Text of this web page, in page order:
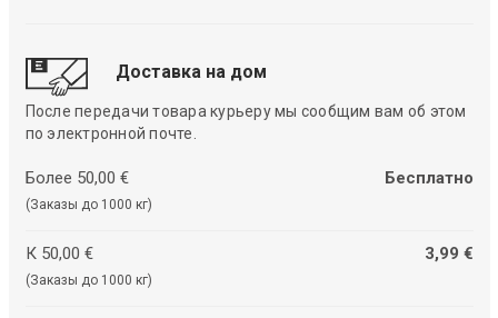
Доставка на дом
После передачи товара курьеру мы сообщим вам об этом
по электронной почте.
Более 50,00 €
(Заказы до 1000 кг)
Бесплатно
К 50,00 €
(Заказы до 1000 кг)
3,99 €